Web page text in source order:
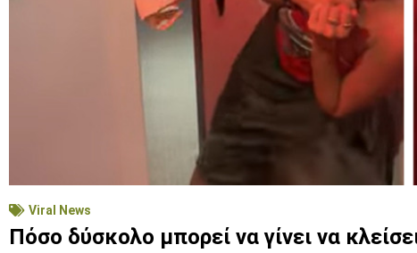
Viral News
Πόσο δύσκολο μπορεί να γίνει να